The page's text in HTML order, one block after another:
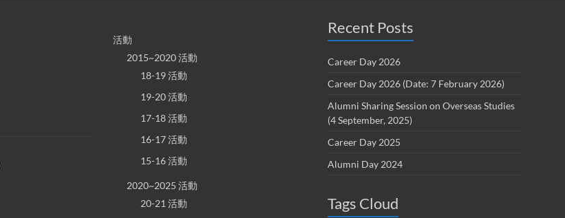
活動
2015~2020 活動
18-19 活動
19-20 活動
17-18 活動
16-17 活動
15-16 活動
2020~2025 活動
20-21 活動
Recent Posts
Career Day 2026
Career Day 2026 (Date: 7 February 2026)
Alumni Sharing Session on Overseas Studies
(4 September, 2025)
Career Day 2025
Alumni Day 2024
Tags Cloud